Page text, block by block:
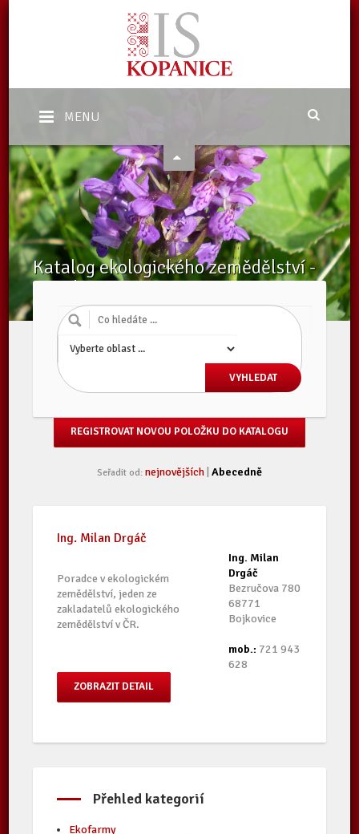
MENU
Katalog ekologického zemědělství -
Poradci v EZ
/ Katalog subjektů
REGISTROVAT NOVOU POLOŽKU DO KATALOGU
Seřadit od: nejnovějších Abecedně
Ing. Milan
Drgáč
Bezručova 780
68771
Bojkovice
mob.: 721 943
628
Ing. Milan Drgáč
Poradce v ekologickém
zemědělství, jeden ze
zakladatelů ekologického
zemědělství v ČR.
ZOBRAZIT DETAIL
Přehled kategorií
Ekofarmy